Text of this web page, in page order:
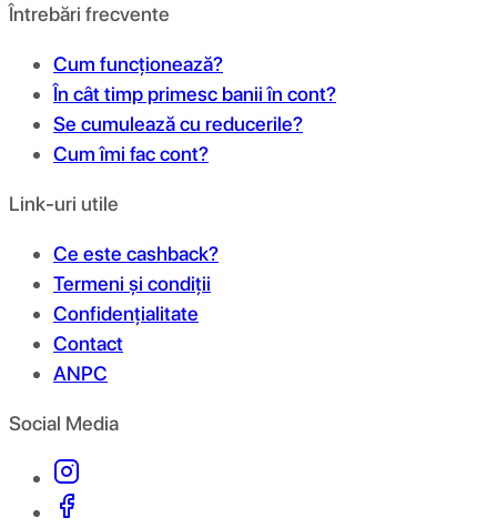
Întrebări frecvente
Cum funcționează?
În cât timp primesc banii în cont?
Se cumulează cu reducerile?
Cum îmi fac cont?
Link-uri utile
Ce este cashback?
Termeni și condiții
Confidențialitate
Contact
ANPC
Social Media